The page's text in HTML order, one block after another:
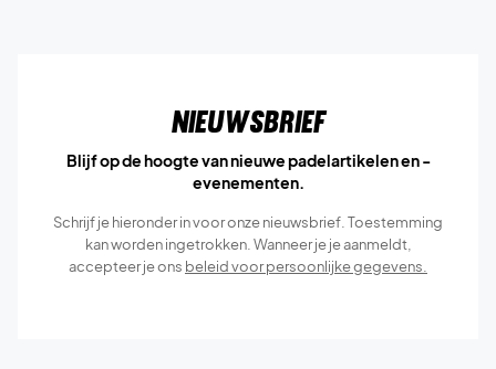
Nieuwsbrief
Blijf op de hoogte van nieuwe padelartikelen en -
evenementen.
Schrijf je hieronder in voor onze nieuwsbrief. Toestemming
kan worden ingetrokken. Wanneer je je aanmeldt,
accepteer je ons beleid voor persoonlijke gegevens.